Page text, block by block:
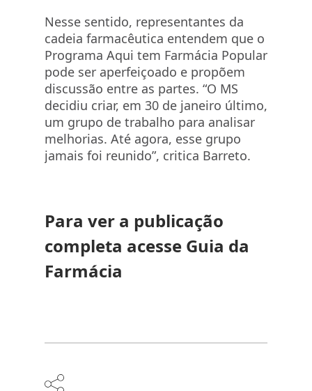
Nesse sentido, representantes da
cadeia farmacêutica entendem que o
Programa Aqui tem Farmácia Popular
pode ser aperfeiçoado e propõem
discussão entre as partes. “O MS
decidiu criar, em 30 de janeiro último,
um grupo de trabalho para analisar
melhorias. Até agora, esse grupo
jamais foi reunido”, critica Barreto.
Para ver a publicação
completa acesse Guia da
Farmácia